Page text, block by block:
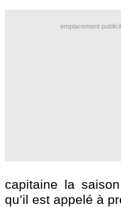
emplacement
capitaine la
qu’il est appelé à